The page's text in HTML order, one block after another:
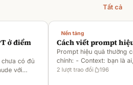
Tất cả
ở điểm
chưa có đủ
với
về
Nền tảng
Cách viết prompt
Prompt hiệu quả thường
chính: - Context: bạn là
gì [1][2][6] - Task: muốn
2 lượt trao đổi 196